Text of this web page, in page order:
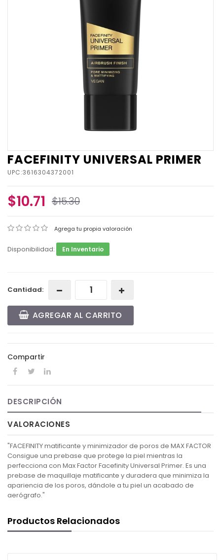
FACEFINITY UNIVERSAL PRIMER
UPC:3616304372001
$10.71 $15.30
Agrega tu propia valoración
Disponibilidad: En Inventario
Cantidad:
AGREGAR AL CARRITO
Compartir
DESCRIPCIÓN
VALORACIONES
"FACEFINITY matificante y minimizador de poros de MAX FACTOR
Consigue una prebase que protege la piel mientras la
perfecciona con Max Factor Facefinity Universal Primer. Es una
prebase de maquillaje matificante y duradera que minimiza la
apariencia de los poros, dándole a tu piel un acabado de
aerógrafo."
Productos Relacionados